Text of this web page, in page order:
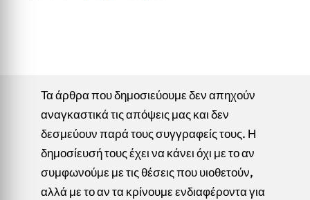
Τα άρθρα που δημοσιεύουμε δεν απηχούν
αναγκαστικά τις απόψεις μας και δεν
δεσμεύουν παρά τους συγγραφείς τους. Η
δημοσίευσή τους έχει να κάνει όχι με το αν
συμφωνούμε με τις θέσεις που υιοθετούν,
αλλά με το αν τα κρίνουμε ενδιαφέροντα για